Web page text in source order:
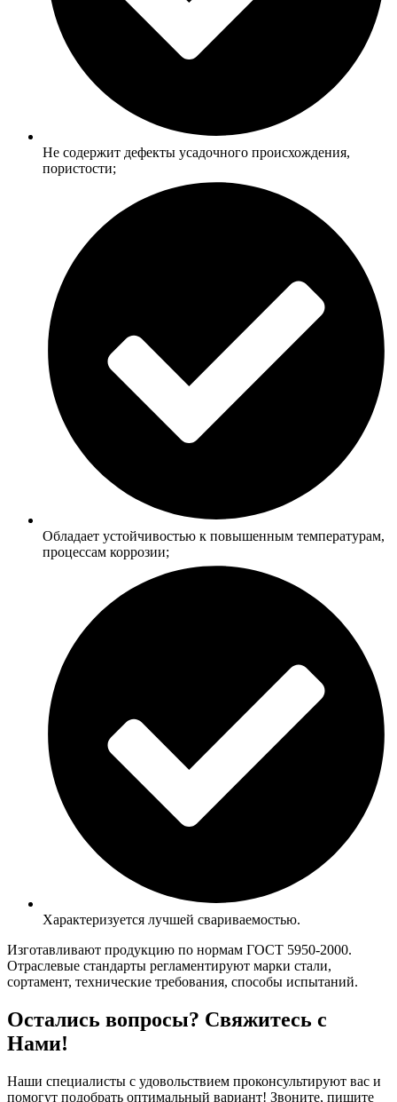
Не содержит дефекты усадочного происхождения,
пористости;
Обладает устойчивостью к повышенным температурам,
процессам коррозии;
Характеризуется лучшей свариваемостью.
Изготавливают продукцию по нормам ГОСТ 5950-2000.
Отраслевые стандарты регламентируют марки стали,
сортамент, технические требования, способы испытаний.
Остались вопросы? Свяжитесь с
Нами!
Наши специалисты с удовольствием проконсультируют вас и
помогут подобрать оптимальный вариант! Звоните, пишите